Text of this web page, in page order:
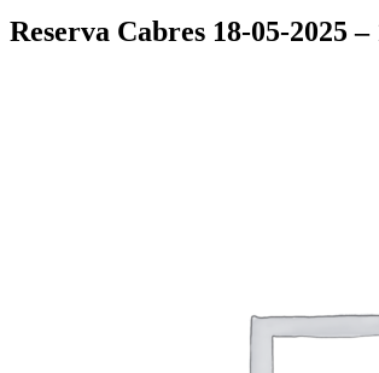
Reserva Cabres 18-05-2025 –